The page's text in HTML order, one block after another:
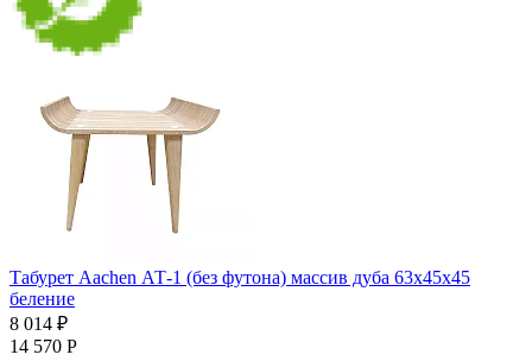
Табурет Aachen АТ-1 (без футона) массив дуба 63х45х45
беление
8 014 ₽
14 570 Р